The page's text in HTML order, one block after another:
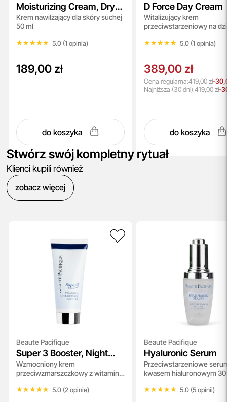
Moisturizing Cream, Dry
Skin
Krem nawilżający dla skóry suchej
50 ml
★★★★★
★★★★★ 5.0 (1 opinia)
189,00 zł
do koszyka
D Force Day Cream
Witalizujący krem
przeciwstarzeniowy na
★★★★★
★★★★★ 5.0 (1 opinia)
389,00 zł
Cena regularna:419,00 zł-
Najniższa (30 dni):419,00 zł-
do koszyka
Stwórz swój kompletny rytuał
Klienci kupili również
zobacz więcej
Beaute Pacifique
Super 3 Booster, Night
Cream
Wzmocniony krem
przeciwzmarszczkowy z witaminą
★★★★★
★★★★★ 5.0 (2 opinie)
Beaute Pacifique
Hyaluronic Serum
Przeciwstarzeniowe
kwasem hialuronowym
★★★★★
★★★★★ 5.0 (5 opinii)